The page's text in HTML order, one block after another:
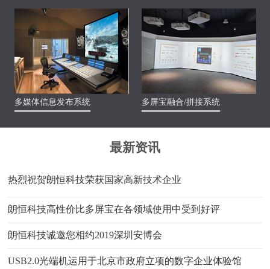
多媒体信息发布系统 多屏宝融合/拼接系统
最新资讯
热烈祝贺朗恒科技荣获国家高新技术企业
朗恒科技高性价比多屏宝在各领域使用中受到好评
朗恒科技诚邀您相约2019深圳安博会
USB2.0光端机运用于北京市政府立项的数字企业体验馆